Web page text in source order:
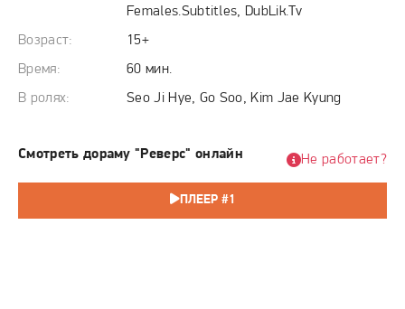
Джин понимает, что ее потеря памяти была выгодна
слишком многим людям в ее окружении.
Females.Subtitles, DubLik.Tv
Возраст:
15+
Время:
60 мин.
В ролях:
Seo Ji Hye, Go Soo, Kim Jae Kyung
Смотреть дораму "Реверс" онлайн
ПЛЕЕР #1
Не работает?